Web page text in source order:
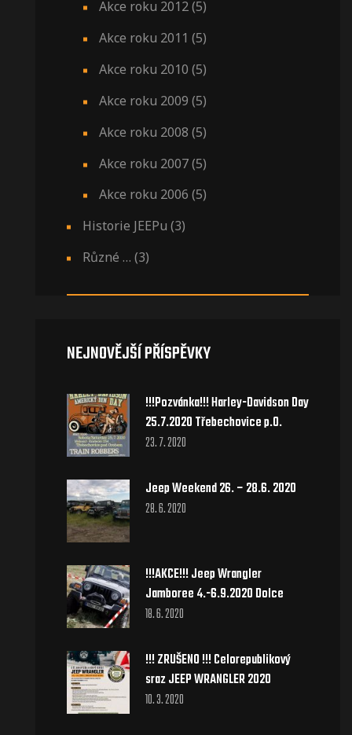
Akce roku 2012(5)
Akce roku 2011 (5)
Akce roku 2010 (5)
Akce roku 2009 (5)
Akce roku 2008 (5)
Akce roku 2007(5)
Akce roku 2006 (5)
Historie JEEPu (3)
Různé … (3)
NEJNOVĚJŠÍ PŘÍSPĚVKY
!!!Pozvánka!!! Harley-Davidson Day
25.7.2020 Třebechovice p.O.
23. 7. 2020
Jeep Weekend 26. – 28.6. 2020
28. 6. 2020
!!!AKCE!!! Jeep Wrangler
Jamboree 4.-6.9.2020 Dolce
18. 6. 2020
!!! ZRUŠENO !!! Celorepublikový
sraz JEEP WRANGLER 2020
10. 3. 2020